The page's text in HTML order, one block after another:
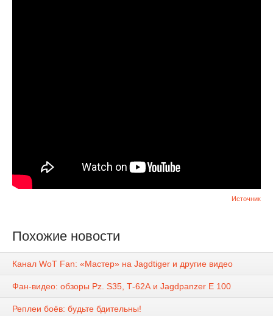
Источник
Похожие новости
Канал WoT Fan: «Мастер» на Jagdtiger и другие видео
Фан-видео: обзоры Pz. S35, Т-62А и Jagdpanzer E 100
Реплеи боёв: будьте бдительны!